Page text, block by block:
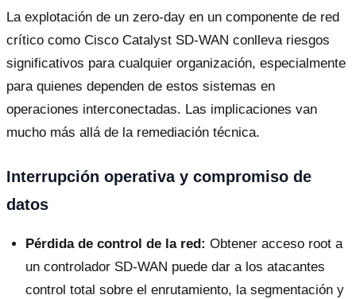
La explotación de un zero-day en un componente de red
crítico como Cisco Catalyst SD-WAN conlleva riesgos
significativos para cualquier organización, especialmente
para quienes dependen de estos sistemas en
operaciones interconectadas. Las implicaciones van
mucho más allá de la remediación técnica.
Interrupción operativa y compromiso de
datos
Pérdida de control de la red: Obtener acceso root a
un controlador SD-WAN puede dar a los atacantes
control total sobre el enrutamiento, la segmentación y